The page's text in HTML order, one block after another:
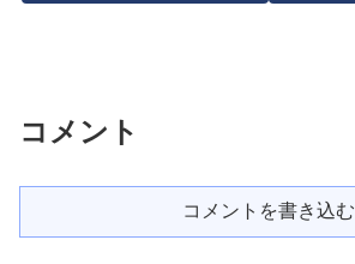
コメント
コメントを書き込む